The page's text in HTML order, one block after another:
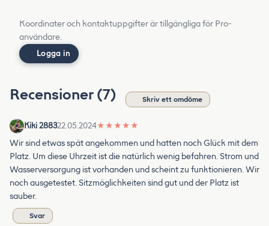
Koordinater och kontaktuppgifter är tillgängliga för Pro-
användare.
Logga in
Recensioner (7) Skriv ett omdöme
Kiki 288322.05.2024★ ★ ★ ★ ★
Wir sind etwas spät angekommen und hatten noch Glück mit dem
Platz. Um diese Uhrzeit ist die natürlich wenig befahren. Strom und
Wasserversorgung ist vorhanden und scheint zu funktionieren. Wir
noch ausgetestet. Sitzmöglichkeiten sind gut und der Platz ist
sauber.
Svar